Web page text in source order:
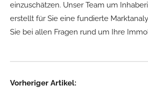
einzuschätzen. Unser Team um
erstellt für Sie eine fundierte
Sie bei allen Fragen rund um Ihre
Vorheriger Artikel: